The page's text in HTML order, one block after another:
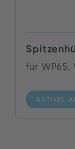
für WP65,
ARTIKEL